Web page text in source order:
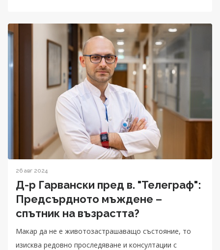
26 авг 2024
Д-р Гарвански пред в. "Телеграф":
Предсърдното мъждене –
спътник на възрастта?
Макар да не е животозастрашаващо състояние, то
изисква редовно проследяване и консултации с